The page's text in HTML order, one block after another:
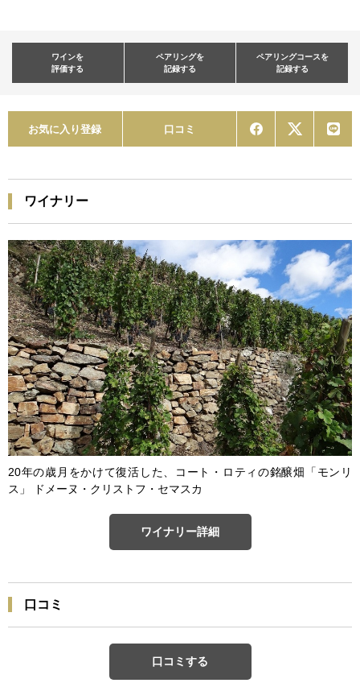
ワインを
評価する
ペアリングを
記録する
ペアリングコースを
記録する
お気に入り登録 口コミ
ワイナリー
20年の歳月をかけて復活した、コート・ロティの銘醸畑「モンリ
ス」 ドメーヌ・クリストフ・セマスカ
ワイナリー詳細
口コミ
口コミする